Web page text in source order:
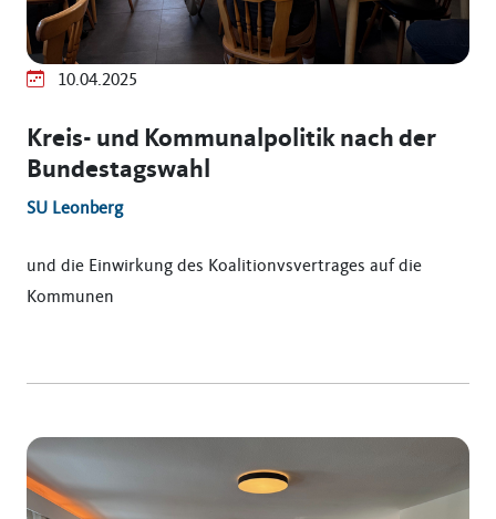
10.04.2025
Kreis- und Kommunalpolitik nach der
Bundestagswahl
SU Leonberg
und die Einwirkung des Koalitionvsvertrages auf die
Kommunen